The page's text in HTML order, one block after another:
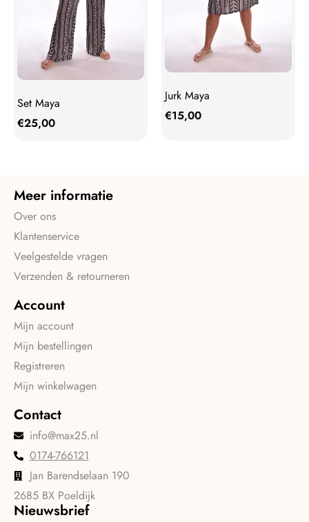
Set Maya
€25,00
Jurk Maya
€15,00
Meer informatie
Over ons
Klantenservice
Veelgestelde vragen
Verzenden & retourneren
Account
Mijn account
Mijn bestellingen
Registreren
Mijn winkelwagen
Contact
info@max25.nl
0174-766121
Jan Barendselaan 190
2685 BX Poeldijk
Nieuwsbrief